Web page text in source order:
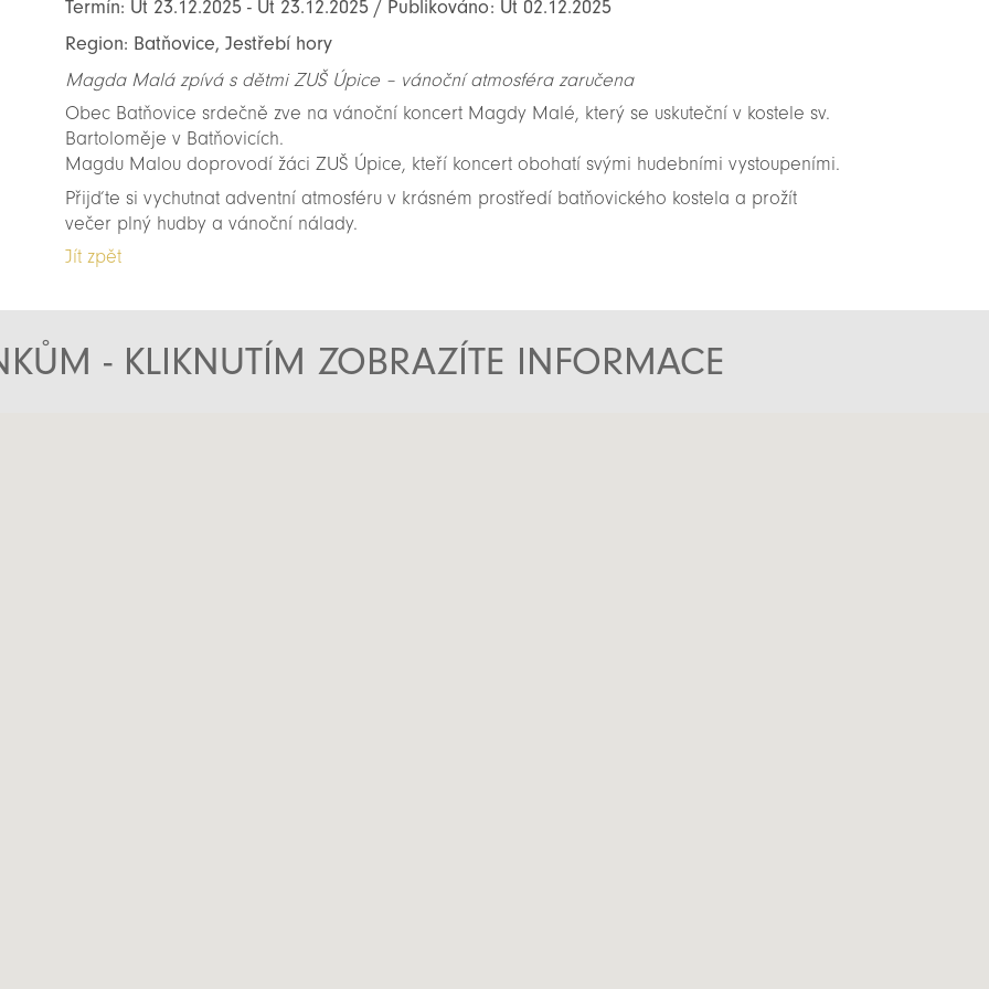
Termín: Út 23.12.2025 - Út 23.12.2025 / Publikováno: Út 02.12.2025
Region: Batňovice, Jestřebí hory
Magda Malá zpívá s dětmi ZUŠ Úpice – vánoční atmosféra zaručena
Obec Batňovice srdečně zve na vánoční koncert Magdy Malé, který se uskuteční v kostele sv.
Bartoloměje v Batňovicích.
Magdu Malou doprovodí žáci ZUŠ Úpice, kteří koncert obohatí svými hudebními vystoupeními.
Přijďte si vychutnat adventní atmosféru v krásném prostředí batňovického kostela a prožít
večer plný hudby a vánoční nálady.
Jít zpět
- KLIKNUTÍM ZOBRAZÍTE INFORMACE